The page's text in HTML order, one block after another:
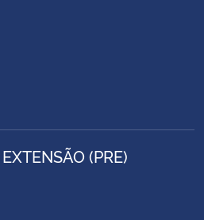
(PRE)